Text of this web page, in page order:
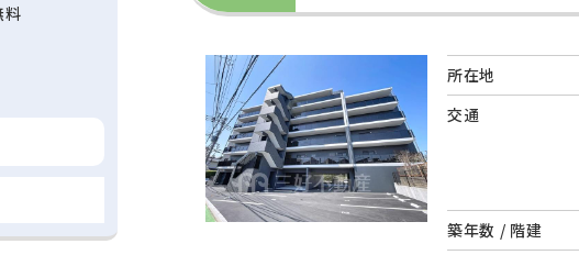
料
所在地
交通
築年数 / 階建